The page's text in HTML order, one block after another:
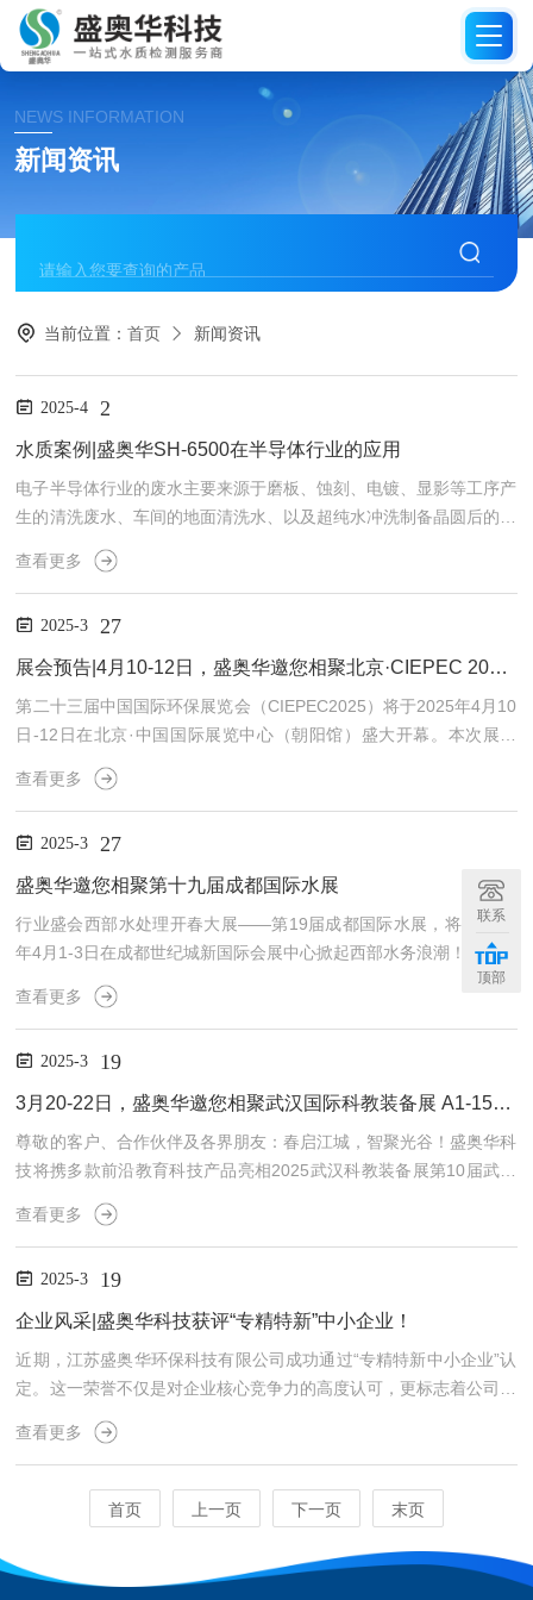
NEWS INFORMATION
新闻资讯
当前位置：首页 新闻资讯
2025-4 2
水质案例|盛奥华SH-6500在半导体行业的应用
电子半导体行业的废水主要来源于磨板、蚀刻、电镀、显影等工序产
生的清洗废水、车间的地面清洗水、以及超纯水冲洗制备晶圆后的废
水等，主要包括含铜、含镍等重金属废水，含氟废水、含氰废水等。
这几类废水的成分复杂、污染物含量高，对水体环境均具有严重的危
标准》中，对废水中污染物排放的含量都有严格的限值。加强电子半
导体行业生产废水的处理和检测一直是急需解决的环保难题。比亚迪
查看更多
2025-3 27
展会预告|4月10-12日，盛奥华邀您相聚北京·CIEPEC 2025【7号馆7404】
第二十三届中国国际环保展览会（CIEPEC2025）将于2025年4月10
日-12日在北京·中国国际展览中心（朝阳馆）盛大开幕。本次展会
以“践行‘两山’理念，助力‘双碳’目标，推动生态环保产业高质量发
展”为主题，为业内人士打造产学研用一体化交流展示平台。盛奥华
展位，与我们一同探讨环保行业前沿趋势，分享创新成果，共谋新时
代的发展蓝图。展品预告SH-8803全自动多参数水质分析仪⚪12.3英
查看更多
2025-3 27
盛奥华邀您相聚第十九届成都国际水展
行业盛会西部水处理开春大展——第19届成都国际水展，将于2025
年4月1-3日在成都世纪城新国际会展中心掀起西部水务浪潮！作为西
部水处理行业风向标，本次水展聚焦市政与工业废水解决方案，集产
品荟萃&技术创新&国际交流&商贸对接&行业社交于一体。盛奥华科
科技展位（H225）共享此次盛宴，让每一滴水都可持续。展会导览
展馆：成都世纪城新国际会展中心地址：四川省成都市武侯区世纪城
查看更多
2025-3 19
3月20-22日，盛奥华邀您相聚武汉国际科教装备展 A1-153！
尊敬的客户、合作伙伴及各界朋友：春启江城，智聚光谷！盛奥华科
技将携多款前沿教育科技产品亮相2025武汉科教装备展第10届武汉
国际教育装备及智慧校园展！此次展会将于2025年3月20日至22日
在武汉·中国光谷科技会展中心（武汉市东湖高新技术开发区高新大
技的无限可能。时间：2025年3月20日-2025年3月22日地点：武汉·
中国光谷科技会展中心（武汉市东湖高新技术开发区高新大道787
查看更多
2025-3 19
企业风采|盛奥华科技获评“专精特新”中小企业！
近期，江苏盛奥华环保科技有限公司成功通过“专精特新中小企业”认
定。这一荣誉不仅是对企业核心竞争力的高度认可，更标志着公司在
专业化、精细化、特色化、新颖化发展道路上迈入新阶段。技术创
新，实现专业突破盛奥华科技自2005年成立以来始终坚守“科技为
的水质检测仪器。这些仪器不仅在精度和稳定性上达到行业先进水
平，还充分满足了各种复杂水域的检测需求。我们的产品涵盖了CO
D、BOD、氨氮、总磷、总氮、油类、重金属等多项关键指标，广...
查看更多
首页 上一页 下一页 末页
联系
顶部